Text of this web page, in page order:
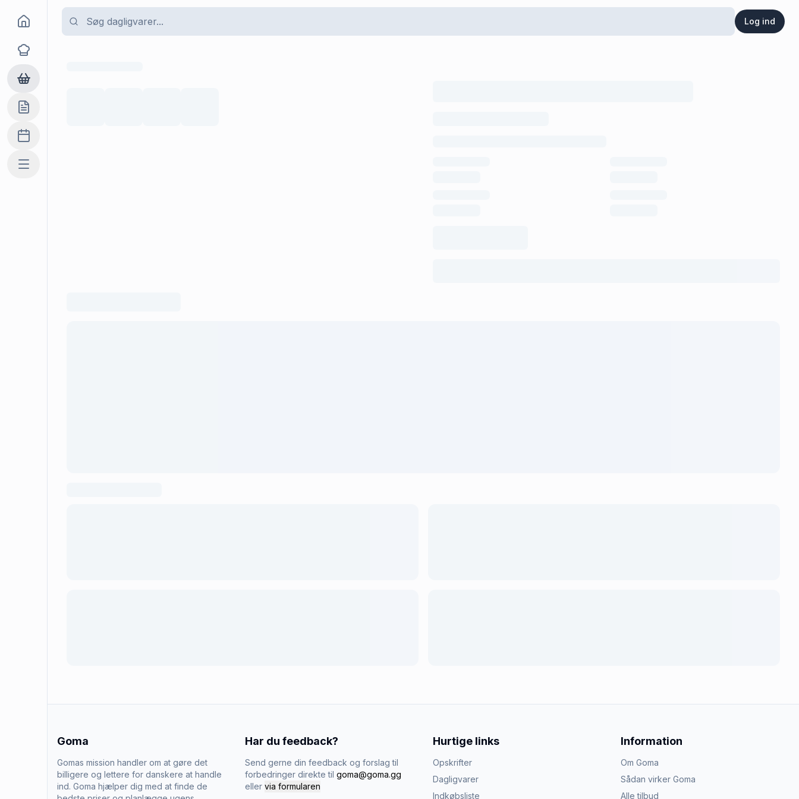
Log ind
Goma
Opskrifter
Dagligvarer
Indkøbslisten
Madplan
Mere
Goma
Gomas mission handler om at gøre det
billigere og lettere for danskere at handle
ind. Goma hjælper dig med at finde de
Har du feedback?
Send gerne din feedback og forslag til
forbedringer direkte til goma@goma.gg
eller via formularen
Hurtige links
Opskrifter
Dagligvarer
Indkøbsliste
Information
Om Goma
Sådan virker Goma
Alle tilbud